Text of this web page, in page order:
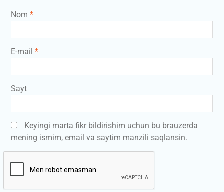
Nom *
E-mail *
Sayt
Keyingi marta fikr bildirishim uchun bu brauzerda
mening ismim, email va saytim manzili saqlansin.